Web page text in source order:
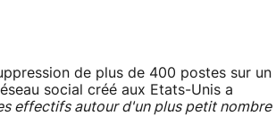
de plus de 400 postes sur un
social créé aux Etats-Unis a
effectifs autour d'un plus petit nombre